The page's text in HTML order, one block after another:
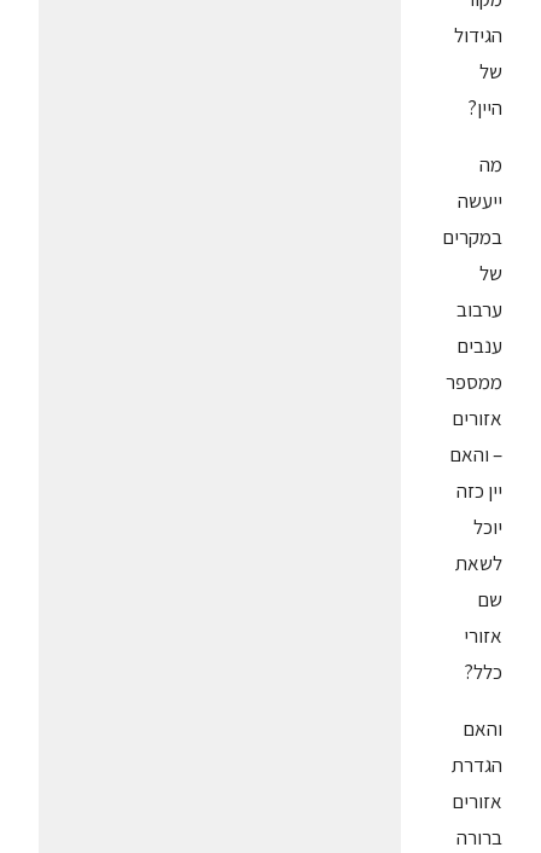
הגידול
של
היין?
מה
ייעשה
במקרים
של
ערבוב
ענבים
ממספר
אזורים
– והאם
יין כזה
יוכל
לשאת
שם
אזורי
כלל?
והאם
הגדרת
אזורים
ברורה